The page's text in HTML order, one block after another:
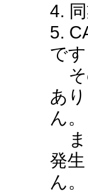
4.
5.
です
そ
あ
ん。
ま
発
ん。